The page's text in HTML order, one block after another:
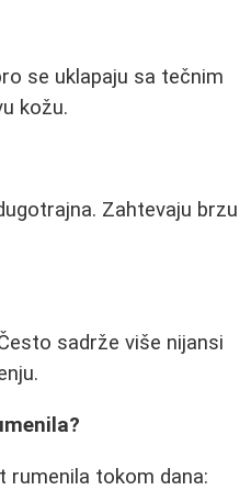
se uklapaju sa tečnim
kožu.
Zahtevaju brzu
sadrže više nijansi
rumenila tokom dana: